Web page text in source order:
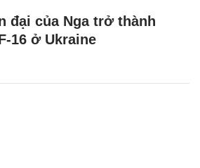
đại của Nga trở thành
16 ở Ukraine